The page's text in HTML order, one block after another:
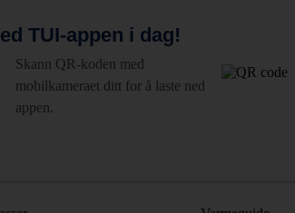
TUI-appen i dag!
Skann QR-koden med
mobilkameraet ditt for å laste ned
appen.